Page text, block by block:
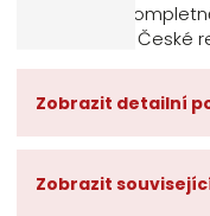
v České
Zobrazit detailní
Zobrazit